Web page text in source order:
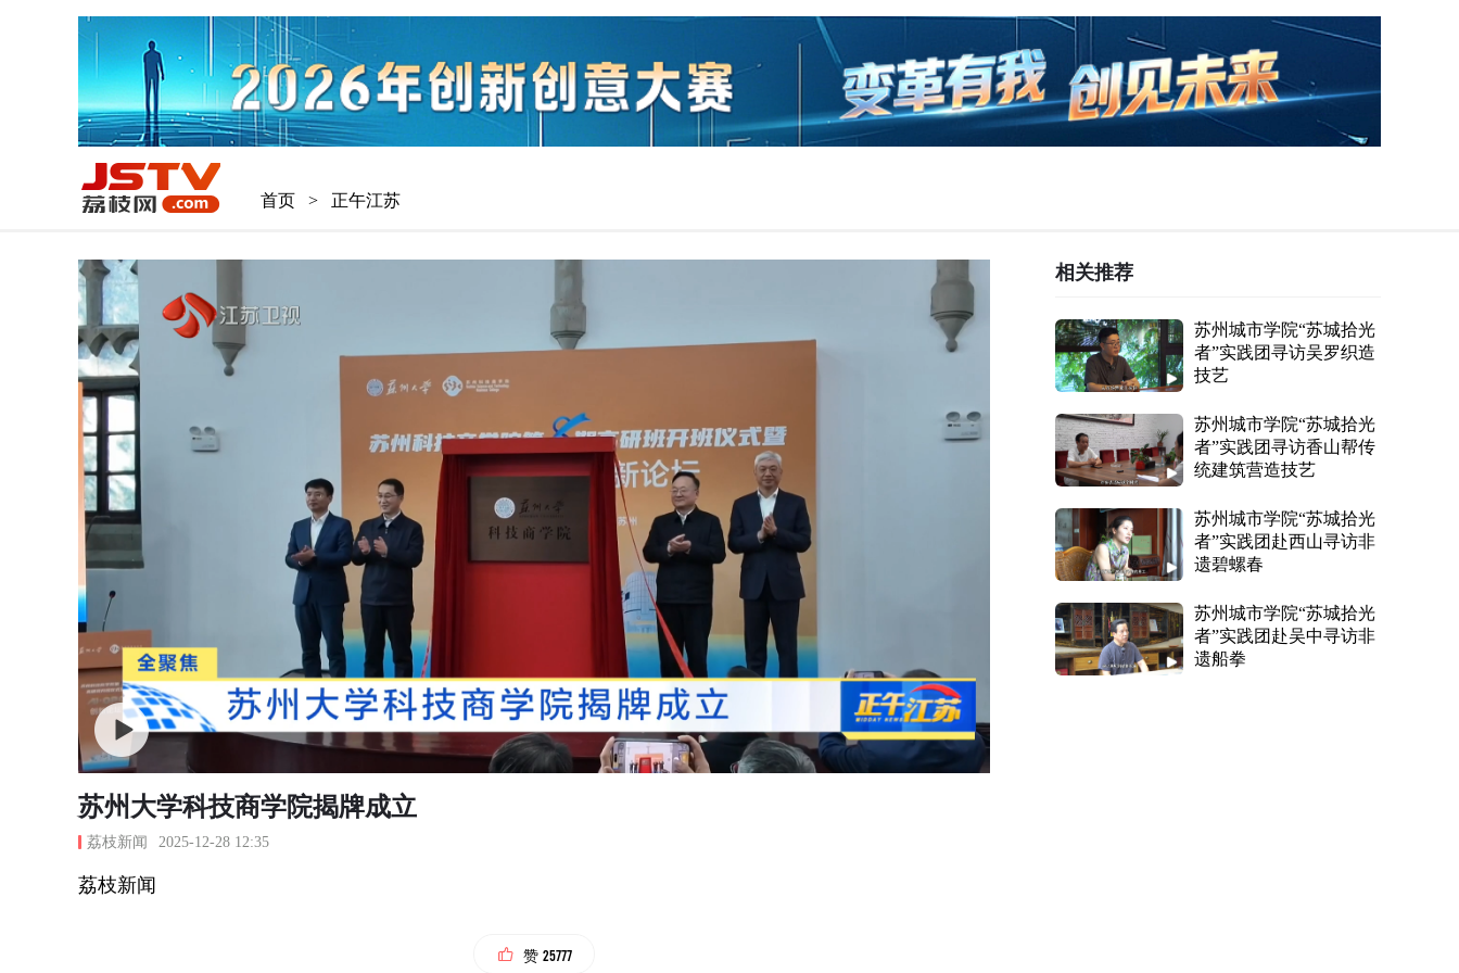
首页 > 正午江苏
苏州大学科技商学院揭牌成立
荔枝新闻 2025-12-28 12:35
荔枝新闻
赞 25777
相关推荐
苏州城市学院“苏城拾光
者”实践团寻访吴罗织造
技艺
苏州城市学院“苏城拾光
者”实践团寻访香山帮传
统建筑营造技艺
苏州城市学院“苏城拾光
者”实践团赴西山寻访非
遗碧螺春
苏州城市学院“苏城拾光
者”实践团赴吴中寻访非
遗船拳